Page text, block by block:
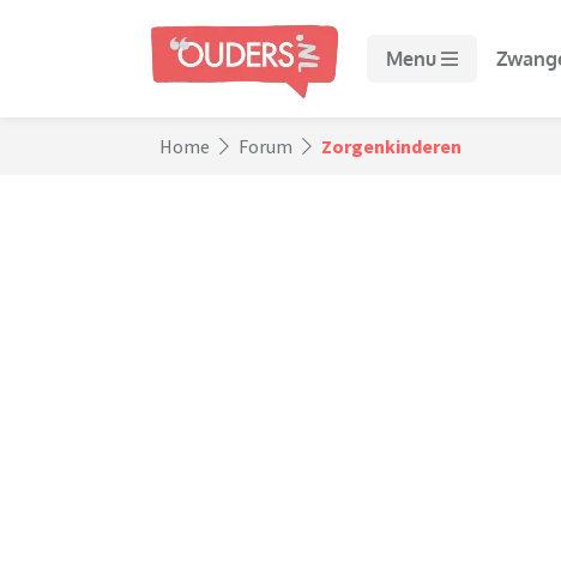
Menu
Home Forum Zorgenkinderen